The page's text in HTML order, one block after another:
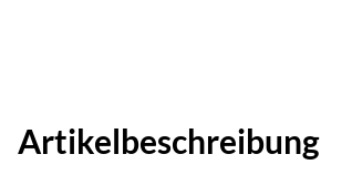
Artikelbeschreibung